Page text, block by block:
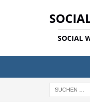
SOCIAL